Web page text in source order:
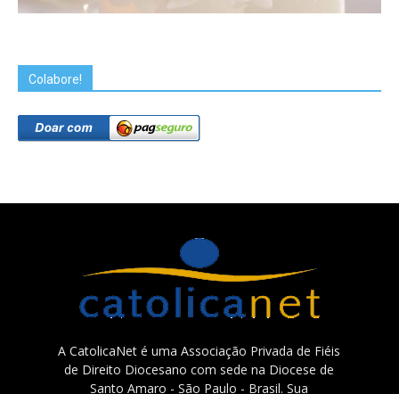
Colabore!
A CatolicaNet é uma Associação Privada de Fiéis
de Direito Diocesano com sede na Diocese de
Santo Amaro - São Paulo - Brasil. Sua